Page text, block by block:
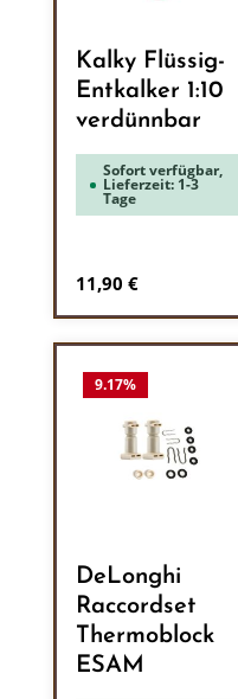
Kalky Flüssig-
Entkalker 1:10
verdünnbar
Sofort verfügbar,
Lieferzeit: 1-3
Tage
Regulärer Preis:
11,90 €
9.17%
DeLonghi
Raccordset
Thermoblock
ESAM